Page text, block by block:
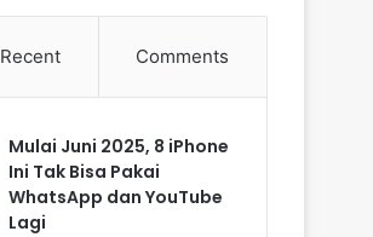
Recent Comments
Mulai Juni 2025, 8 iPhone
Ini Tak Bisa Pakai
WhatsApp dan YouTube
Lagi